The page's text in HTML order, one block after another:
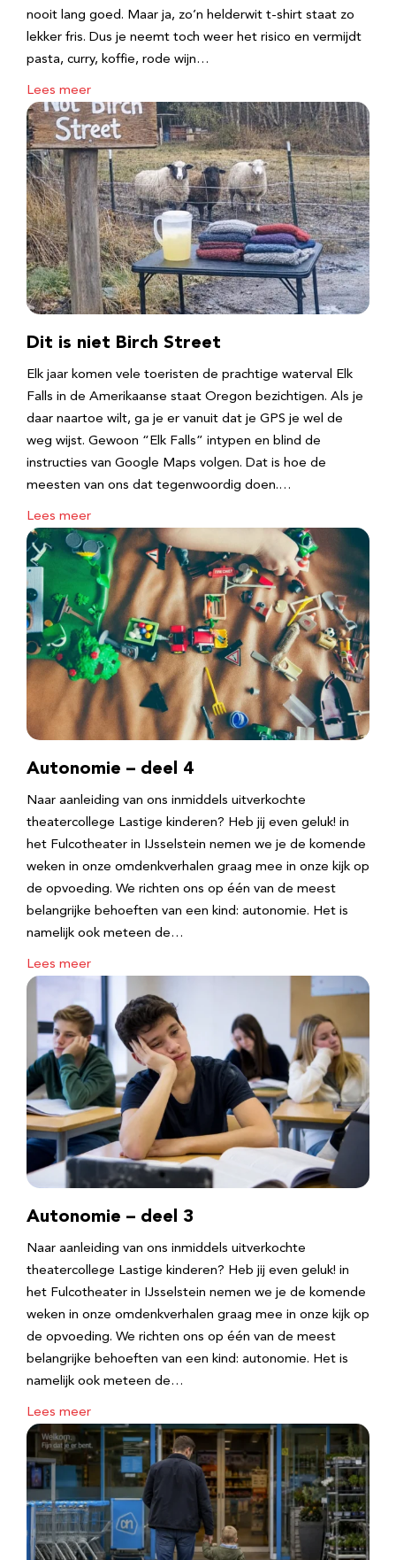
nooit lang goed. Maar ja, zo’n helderwit t-shirt staat zo
lekker fris. Dus je neemt toch weer het risico en vermijdt
pasta, curry, koffie, rode wijn…
Lees meer
Dit is niet Birch Street
Elk jaar komen vele toeristen de prachtige waterval Elk
Falls in de Amerikaanse staat Oregon bezichtigen. Als je
daar naartoe wilt, ga je er vanuit dat je GPS je wel de
weg wijst. Gewoon “Elk Falls” intypen en blind de
instructies van Google Maps volgen. Dat is hoe de
meesten van ons dat tegenwoordig doen.…
Lees meer
Autonomie – deel 4
Naar aanleiding van ons inmiddels uitverkochte
theatercollege Lastige kinderen? Heb jij even geluk! in
het Fulcotheater in IJsselstein nemen we je de komende
weken in onze omdenkverhalen graag mee in onze kijk op
de opvoeding. We richten ons op één van de meest
belangrijke behoeften van een kind: autonomie. Het is
namelijk ook meteen de…
Lees meer
Autonomie – deel 3
Naar aanleiding van ons inmiddels uitverkochte
theatercollege Lastige kinderen? Heb jij even geluk! in
het Fulcotheater in IJsselstein nemen we je de komende
weken in onze omdenkverhalen graag mee in onze kijk op
de opvoeding. We richten ons op één van de meest
belangrijke behoeften van een kind: autonomie. Het is
namelijk ook meteen de…
Lees meer